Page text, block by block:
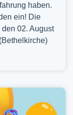
haben.
ein! Die
02. August